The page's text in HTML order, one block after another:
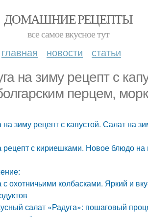
ДОМАШНИЕ РЕЦЕПТЫ
все самое вкусное тут
главная новости статьи
на зиму рецепт с
перцем,
на зиму рецепт с капустой. Салат на
рецепт с кириешками. Новое блюдо
с охотничьими колбасками. Яркий и
салат «Радуга»: пошаговый